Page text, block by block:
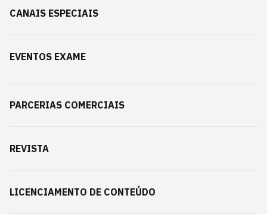
CANAIS ESPECIAIS
EVENTOS EXAME
PARCERIAS COMERCIAIS
REVISTA
LICENCIAMENTO DE CONTEÚDO